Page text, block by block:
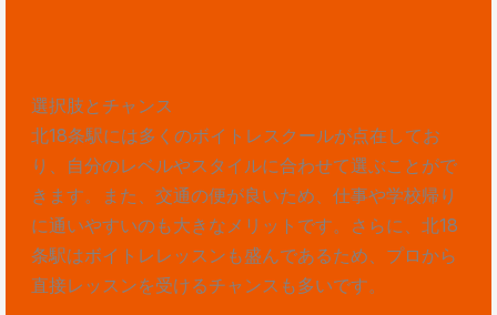
選択肢とチャンス
北18条駅には多くのボイトレスクールが点在してお
り、自分のレベルやスタイルに合わせて選ぶことがで
きます。また、交通の便が良いため、仕事や学校帰り
に通いやすいのも大きなメリットです。さらに、北18
条駅はボイトレレッスンも盛んであるため、プロから
直接レッスンを受けるチャンスも多いです。